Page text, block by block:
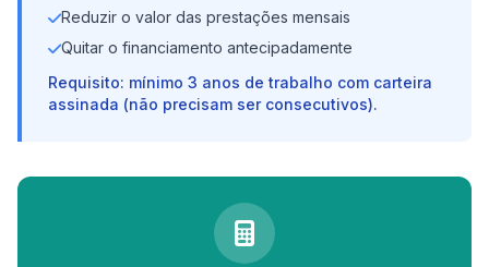
Reduzir o valor das prestações mensais
Quitar o financiamento antecipadamente
Requisito: mínimo 3 anos de trabalho com carteira
assinada (não precisam ser consecutivos).